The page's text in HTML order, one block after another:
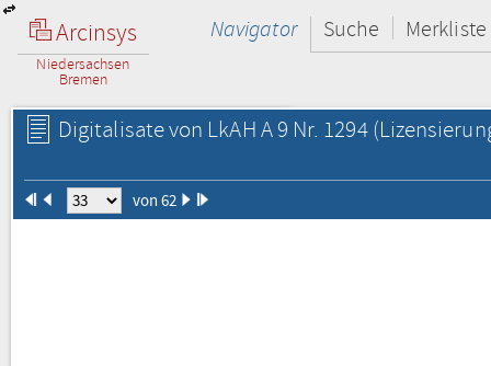
Arcinsys
Niedersachsen
Bremen
Navigator Suche Merkliste
Digitalisate von LkAH A 9 Nr. 1294
von 62